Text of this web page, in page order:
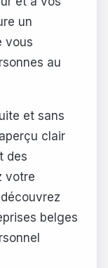
un
vous
au
et sans
clair
des
votre
belges